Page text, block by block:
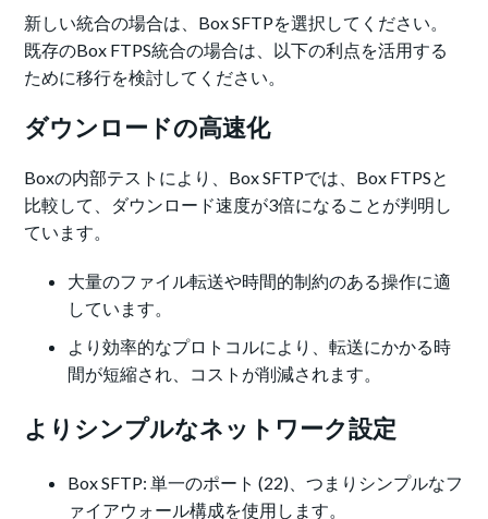
新しい統合の場合は、Box SFTPを選択してください。
既存のBox FTPS統合の場合は、以下の利点を活用する
ために移行を検討してください。
ダウンロードの高速化
Boxの内部テストにより、Box SFTPでは、Box FTPSと
比較して、ダウンロード速度が3倍になることが判明し
ています。
大量のファイル転送や時間的制約のある操作に適
しています。
より効率的なプロトコルにより、転送にかかる時
間が短縮され、コストが削減されます。
よりシンプルなネットワーク設定
Box SFTP: 単一のポート (22)、つまりシンプルなフ
ァイアウォール構成を使用します。